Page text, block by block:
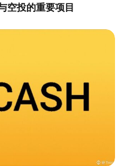
空投的重要项目